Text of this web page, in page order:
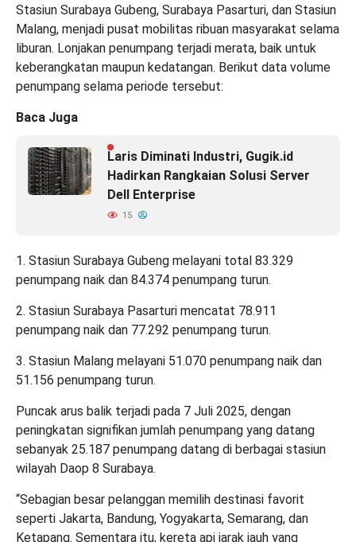
Stasiun Surabaya Gubeng, Surabaya Pasarturi, dan Stasiun
Malang, menjadi pusat mobilitas ribuan masyarakat selama
liburan. Lonjakan penumpang terjadi merata, baik untuk
keberangkatan maupun kedatangan. Berikut data volume
penumpang selama periode tersebut:
Baca Juga
Laris Diminati Industri, Gugik.id
Hadirkan Rangkaian Solusi Server
Dell Enterprise
15
1. Stasiun Surabaya Gubeng melayani total 83.329
penumpang naik dan 84.374 penumpang turun.
2. Stasiun Surabaya Pasarturi mencatat 78.911
penumpang naik dan 77.292 penumpang turun.
3. Stasiun Malang melayani 51.070 penumpang naik dan
51.156 penumpang turun.
Puncak arus balik terjadi pada 7 Juli 2025, dengan
peningkatan signifikan jumlah penumpang yang datang
sebanyak 25.187 penumpang datang di berbagai stasiun
wilayah Daop 8 Surabaya.
“Sebagian besar pelanggan memilih destinasi favorit
seperti Jakarta, Bandung, Yogyakarta, Semarang, dan
Ketapang. Sementara itu, kereta api jarak jauh yang